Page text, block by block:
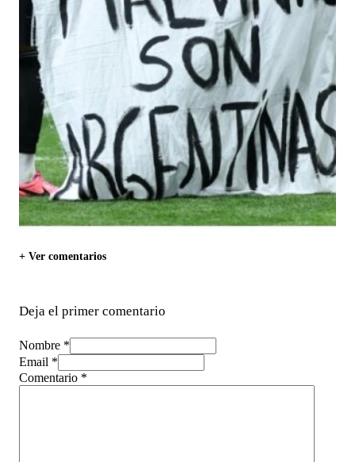
+ Ver comentarios
Deja el primer comentario
Nombre *
Email *
Comentario *